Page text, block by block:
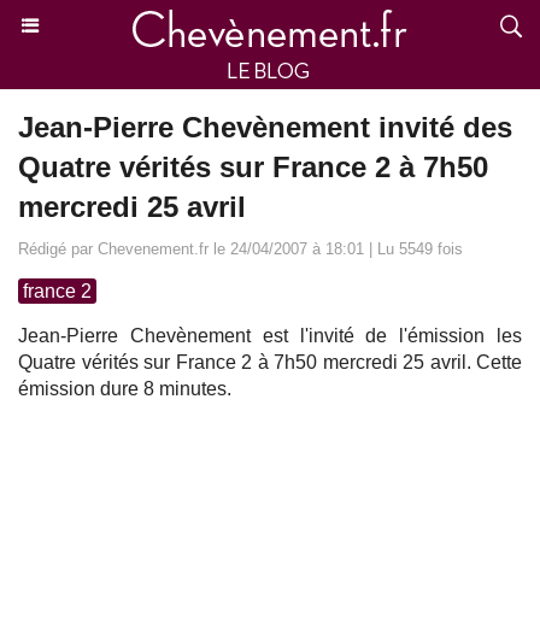
Jean-Pierre Chevènement invité des
Quatre vérités sur France 2 à 7h50
mercredi 25 avril
Rédigé par Chevenement.fr le 24/04/2007 à 18:01 | Lu 5549 fois
france 2
Jean-Pierre Chevènement est l'invité de l'émission les
Quatre vérités sur France 2 à 7h50 mercredi 25 avril. Cette
émission dure 8 minutes.